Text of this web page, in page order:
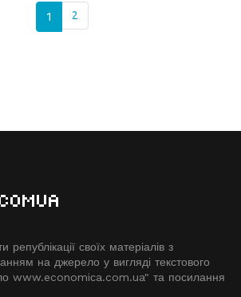
1 2
своїх матеріалів з
на джерело у вигляді текстового
www.economiсa.com.ua" та посилання